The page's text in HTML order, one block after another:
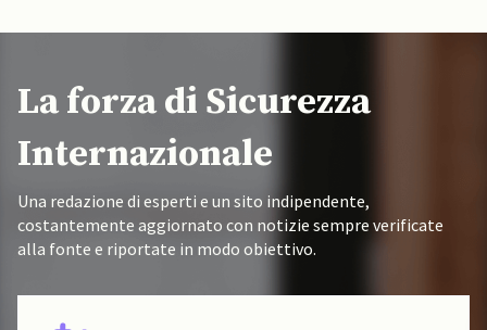
La forza di Sicurezza
Internazionale
Una redazione di esperti e un sito indipendente,
costantemente aggiornato con notizie sempre verificate
alla fonte e riportate in modo obiettivo.